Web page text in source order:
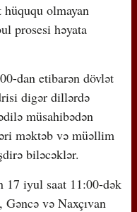
hüququ olmayan
prosesi həyata
dan etibarən dövlət
digər dillərdə
müsahibədən
məktəb və müəllim
biləcəklər.
17 iyul saat 11:00-dək
Gəncə və Naxçıvan